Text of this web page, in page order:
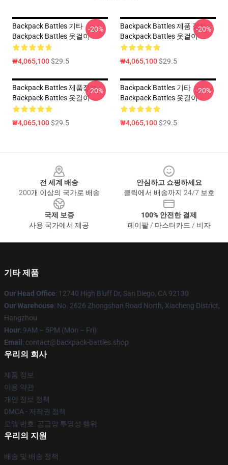
Backpack Battles 기타
Backpack Battles 옷걸이
₩4,065,100$29.5
-20%
Backpack Battles 제품 정보
Backpack Battles 옷걸이
₩4,065,100$29.5
-20%
Backpack Battles 제품정보
Backpack Battles 옷걸이
₩4,065,100$29.5
-20%
Backpack Battles 기타
Backpack Battles 옷걸이
₩4,065,100$29.5
-20%
전 세계 배송
200개 이상의 국가로 배송
안심하고 쇼핑하세요
클릭에서 배송까지 24/7 보호
국제 보증
사용 국가에서 제공
100% 안전한 결제
페이팔 / 마스터카드 / 비자
기타 제품
Our Head Office: 12740 High Bluff Dr, San Diego, CA 92130
Our Warehouse: No. 2626 Zhongshan Road North, Xiacheng District,
Hangzhou
Hour: 9AM – 5PM (Mon – Fri)
Email : contact@backpack-battles.shop
우리의 회사
제품 정보
이용 약관
개인 정보 정책
DMCA - 저작권 정책
모델 번호: 공급망 투명성 행위
우리의 지원
배송 및 배송 정책